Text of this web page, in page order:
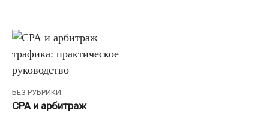
БЕЗ РУБРИКИ
СРА и арбитраж